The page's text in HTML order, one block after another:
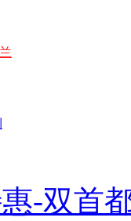
-双首